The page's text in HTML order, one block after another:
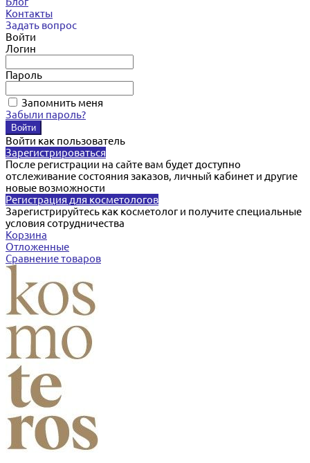
Контакты
Задать вопрос
Войти
Логин
Пароль
Запомнить меня
Забыли пароль?
Войти как пользователь
Зарегистрироваться
После регистрации на сайте вам будет доступно
отслеживание состояния заказов, личный кабинет и другие
новые возможности
Регистрация для косметологов
Зарегистрируйтесь как косметолог и получите специальные
условия сотрудничества
Корзина
Отложенные
Сравнение товаров